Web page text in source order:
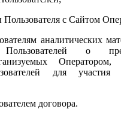
с Сайтом
аналитических
Пользователей о
для
договора.